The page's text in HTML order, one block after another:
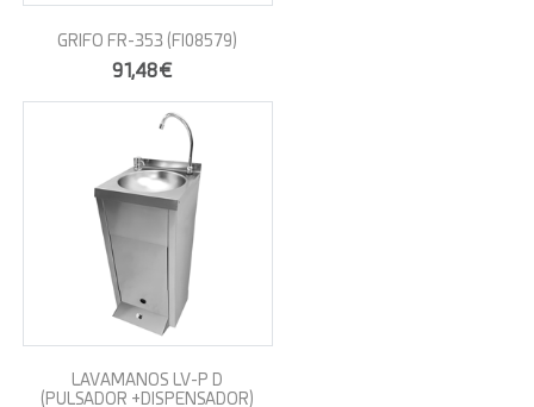
GRIFO FR-353 (FI08579)
91,48€
LAVAMANOS LV-P D
(PULSADOR +DISPENSADOR)